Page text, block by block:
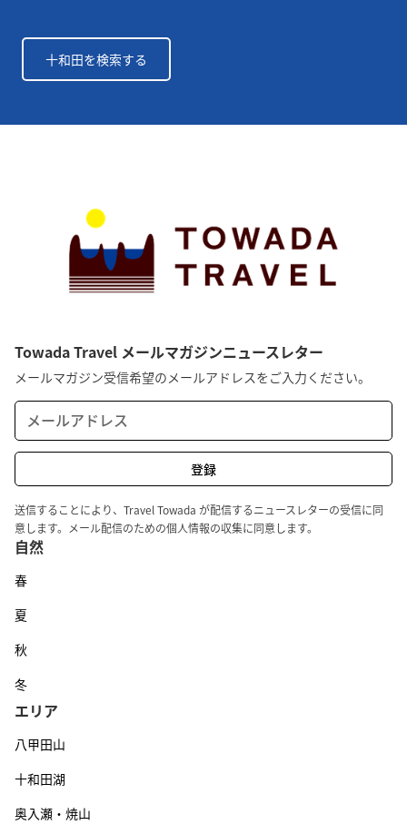
十和田を検索する
Towada Travel メールマガジンニュースレター
メールマガジン受信希望のメールアドレスをご入力ください。
送信することにより、Travel Towada が配信するニュースレターの受信に同
意します。メール配信のための個人情報の収集に同意します。
自然
春
夏
秋
冬
エリア
八甲田山
十和田湖
奥入瀬・焼山